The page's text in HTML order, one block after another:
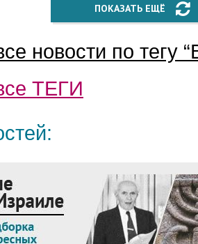
ПОКАЗАТЬ ЕЩЁ
новости по тегу “
ТЕГИ